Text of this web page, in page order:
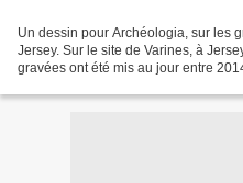
Un dessin pour Archéologia, sur les
Jersey. Sur le site de Varines, à
gravées ont été mis au jour entre